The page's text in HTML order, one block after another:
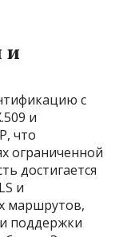
и
с
и
что
ограниченной
достигается
и
маршрутов,
поддержки